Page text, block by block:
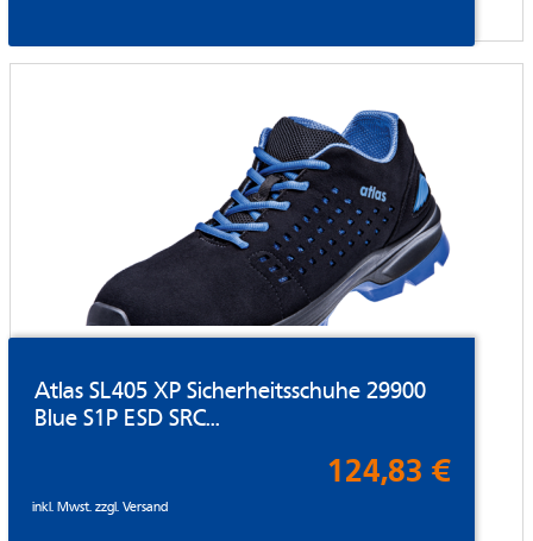
Atlas SL405 XP Sicherheitsschuhe 29900
Blue S1P ESD SRC...
124,83 €
inkl. Mwst. zzgl.Versand